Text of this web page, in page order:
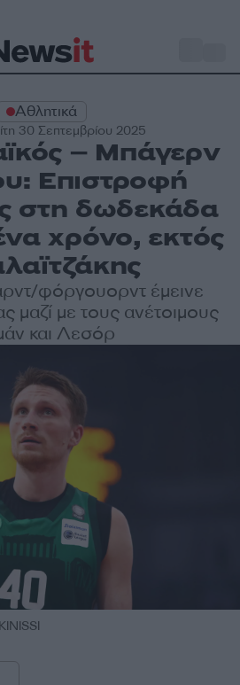
Αθλητικά
30 Σεπτεμβρίου 2025
– Μπάγερν
Επιστροφή
στη δωδεκάδα
χρόνο, εκτός
φόργουορντ έμεινε
μαζί με τους ανέτοιμους
και Λεσόρ